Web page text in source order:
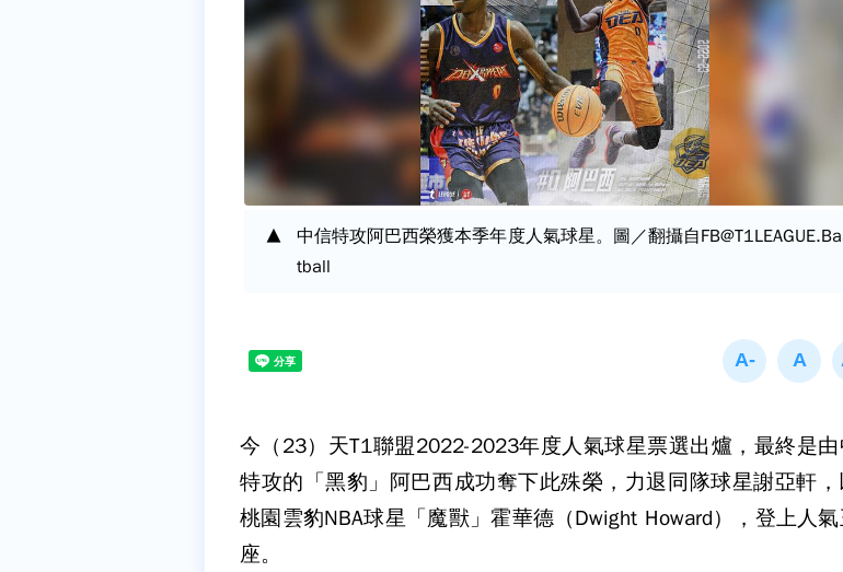
中信特攻阿巴西榮獲本季年度人氣球星。圖／翻攝自
tball
今（23）天T1聯盟2022-2023年度人氣球星票選出爐，最終是
特攻的「黑豹」阿巴西成功奪下此殊榮，力退同隊球星謝亞軒，
桃園雲豹NBA球星「魔獸」霍華德（Dwight Howard），登上人
座。